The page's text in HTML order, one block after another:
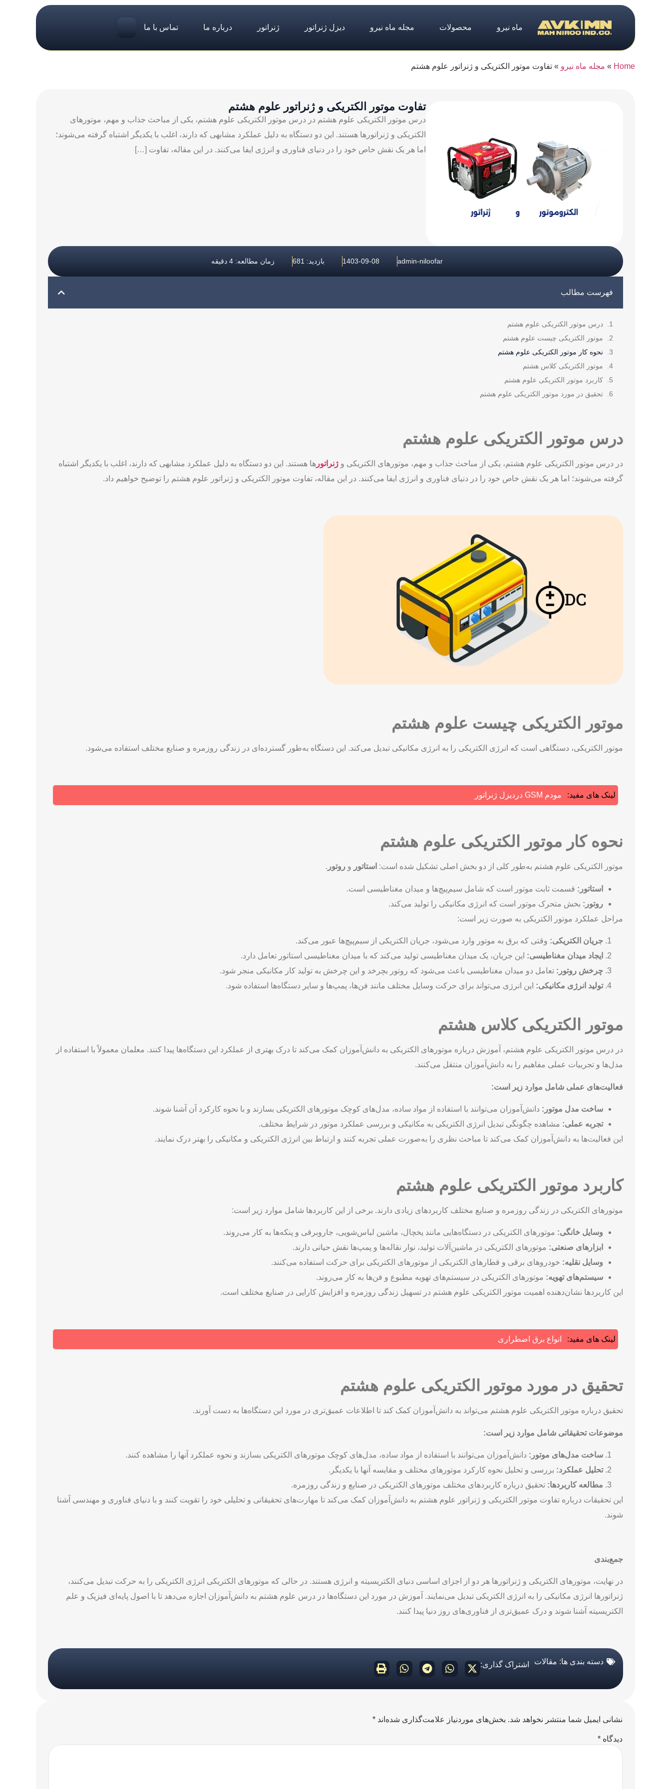
ماه نیرو محصولات مجله ماه نیرو دیزل ژنراتور ژنراتور درباره ما تماس با ما
Home
» مجله ماه نیرو » تفاوت موتور الکتریکی و ژنراتور علوم هشتم
تفاوت موتور الکتریکی و ژنراتور علوم هشتم
درس موتور الکتریکی علوم هشتم در درس موتور الکتریکی علوم هشتم، یکی از مباحث جذاب و مهم، موتورهای
الکتریکی و ژنراتورها هستند. این دو دستگاه به دلیل عملکرد مشابهی که دارند، اغلب با یکدیگر اشتباه گرفته می‌شوند؛
اما هر یک نقش خاص خود را در دنیای فناوری و انرژی ایفا می‌کنند. در این مقاله، تفاوت […]
admin-niloofar
1403-09-08 بازدید: 681 زمان مطالعه: 4 دقیقه
فهرست مطالب
درس موتور الکتریکی علوم هشتم
موتور الکتریکی چیست علوم هشتم
نحوه کار موتور الکتریکی علوم هشتم
موتور الکتریکی کلاس هشتم
کاربرد موتور الکتریکی علوم هشتم
تحقیق در مورد موتور الکتریکی علوم هشتم
درس موتور الکتریکی علوم هشتم
در درس موتور الکتریکی علوم هشتم، یکی از مباحث جذاب و مهم، موتورهای الکتریکی و ژنراتور ها هستند. این دو دستگاه به دلیل عملکرد مشابهی که دارند، اغلب با یکدیگر اشتباه
گرفته می‌شوند؛ اما هر یک نقش خاص خود را در دنیای فناوری و انرژی ایفا می‌کنند. در این مقاله، تفاوت موتور الکتریکی و ژنراتور علوم هشتم را توضیح خواهیم داد.
موتور الکتریکی چیست علوم هشتم
موتور الکتریکی، دستگاهی است که انرژی الکتریکی را به انرژی مکانیکی تبدیل می‌کند. این دستگاه به‌طور گسترده‌ای در زندگی روزمره و صنایع مختلف استفاده می‌شود.
لینک های مفید: مودم GSM دردیزل ژنراتور
نحوه کار موتور الکتریکی علوم هشتم
موتور الکتریکی علوم هشتم به‌طور کلی از دو بخش اصلی تشکیل شده است: استاتور و روتور .
استاتور: قسمت ثابت موتور است که شامل سیم‌پیچ‌ها و میدان مغناطیسی است.
روتور: بخش متحرک موتور است که انرژی مکانیکی را تولید می‌کند.
مراحل عملکرد موتور الکتریکی به صورت زیر است:
جریان الکتریکی: وقتی که برق به موتور وارد می‌شود، جریان الکتریکی از سیم‌پیچ‌ها عبور می‌کند.
ایجاد میدان مغناطیسی: این جریان، یک میدان مغناطیسی تولید می‌کند که با میدان مغناطیسی استاتور تعامل دارد.
چرخش روتور: تعامل دو میدان مغناطیسی باعث می‌شود که روتور بچرخد و این چرخش به تولید کار مکانیکی منجر شود.
تولید انرژی مکانیکی: این انرژی می‌تواند برای حرکت وسایل مختلف مانند فن‌ها، پمپ‌ها و سایر دستگاه‌ها استفاده شود.
موتور الکتریکی کلاس هشتم
در درس موتور الکتریکی علوم هشتم، آموزش درباره موتورهای الکتریکی به دانش‌آموزان کمک می‌کند تا درک بهتری از عملکرد این دستگاه‌ها پیدا کنند. معلمان معمولاً با استفاده از
مدل‌ها و تجربیات عملی مفاهیم را به دانش‌آموزان منتقل می‌کنند.
فعالیت‌های عملی شامل موارد زیر است:
ساخت مدل موتور: دانش‌آموزان می‌توانند با استفاده از مواد ساده، مدل‌های کوچک موتورهای الکتریکی بسازند و با نحوه کارکرد آن آشنا شوند.
تجربه عملی: مشاهده چگونگی تبدیل انرژی الکتریکی به مکانیکی و بررسی عملکرد موتور در شرایط مختلف.
این فعالیت‌ها به دانش‌آموزان کمک می‌کند تا مباحث نظری را به‌صورت عملی تجربه کنند و ارتباط بین انرژی الکتریکی و مکانیکی را بهتر درک نمایند.
کاربرد موتور الکتریکی علوم هشتم
موتورهای الکتریکی در زندگی روزمره و صنایع مختلف کاربردهای زیادی دارند. برخی از این کاربردها شامل موارد زیر است:
وسایل خانگی: موتورهای الکتریکی در دستگاه‌هایی مانند یخچال، ماشین لباس‌شویی، جاروبرقی و پنکه‌ها به کار می‌روند.
ابزارهای صنعتی: موتورهای الکتریکی در ماشین‌آلات تولید، نوار نقاله‌ها و پمپ‌ها نقش حیاتی دارند.
وسایل نقلیه: خودروهای برقی و قطارهای الکتریکی از موتورهای الکتریکی برای حرکت استفاده می‌کنند.
سیستم‌های تهویه: موتورهای الکتریکی در سیستم‌های تهویه مطبوع و فن‌ها به کار می‌روند.
این کاربردها نشان‌دهنده اهمیت موتور الکتریکی علوم هشتم در تسهیل زندگی روزمره و افزایش کارایی در صنایع مختلف است.
لینک های مفید: انواع برق اضطراری
تحقیق در مورد موتور الکتریکی علوم هشتم
تحقیق درباره موتور الکتریکی علوم هشتم می‌تواند به دانش‌آموزان کمک کند تا اطلاعات عمیق‌تری در مورد این دستگاه‌ها به دست آورند.
موضوعات تحقیقاتی شامل موارد زیر است:
ساخت مدل‌های موتور: دانش‌آموزان می‌توانند با استفاده از مواد ساده، مدل‌های کوچک موتورهای الکتریکی بسازند و نحوه عملکرد آنها را مشاهده کنند.
تحلیل عملکرد: بررسی و تحلیل نحوه کارکرد موتورهای مختلف و مقایسه آنها با یکدیگر.
مطالعه کاربردها: تحقیق درباره کاربردهای مختلف موتورهای الکتریکی در صنایع و زندگی روزمره.
این تحقیقات درباره تفاوت موتور الکتریکی و ژنراتور علوم هشتم به دانش‌آموزان کمک می‌کند تا مهارت‌های تحقیقاتی و تحلیلی خود را تقویت کنند و با دنیای فناوری و مهندسی آشنا
شوند.
جمع‌بندی
در نهایت، موتورهای الکتریکی و ژنراتورها هر دو از اجزای اساسی دنیای الکتریسیته و انرژی هستند. در حالی که موتورهای الکتریکی انرژی الکتریکی را به حرکت تبدیل می‌کنند،
ژنراتورها انرژی مکانیکی را به انرژی الکتریکی تبدیل می‌نمایند. آموزش در مورد این دستگاه‌ها در درس علوم هشتم به دانش‌آموزان اجازه می‌دهد تا با اصول پایه‌ای فیزیک و علم
الکتریسیته آشنا شوند و درک عمیق‌تری از فناوری‌های روز دنیا پیدا کنند.
دسته بندی ها: مقالات اشتراک گذاری:
نشانی ایمیل شما منتشر نخواهد شد. بخش‌های موردنیاز علامت‌گذاری شده‌اند *
دیدگاه *